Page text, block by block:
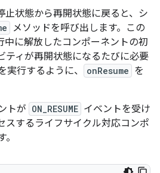
止状態から再開状態に戻ると、シ
メソッドを呼び出します。この
中に解放したコンポーネントの初
ティが再開状態になるたびに必要
実行するように、
onResume を
トが ON_RESUME イベントを受け
スするライフサイクル対応コンポ